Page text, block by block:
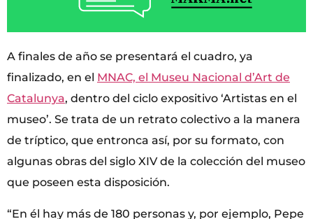
A finales de año se presentará el cuadro, ya
finalizado, en el MNAC, el Museu Nacional d’Art de
Catalunya, dentro del ciclo expositivo ‘Artistas en el
museo’. Se trata de un retrato colectivo a la manera
de tríptico, que entronca así, por su formato, con
algunas obras del siglo XIV de la colección del museo
que poseen esta disposición.
“En él hay más de 180 personas y, por ejemplo, Pepe